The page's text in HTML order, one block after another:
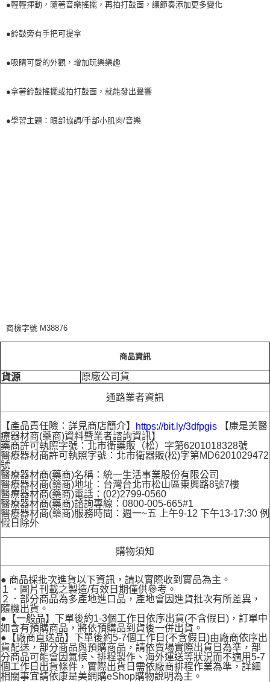
●輕輕揮動，隨著音樂搖擺，再拍打鼓面，讓節奏添加更多變化
●鈴鼓旁有手把可提拿
●吸睛可愛的外觀，增加玩樂樂趣
●拿著鈴鼓搖擺或拍打鼓面，就能發出聲響
●學習主題：眼部協調/手部小肌肉/音樂
商檢字號 M38876
商品資訊
貨源 原廠公司貨
通路業者資訊
【產品責任險：詳見商店簡介】 https://bit.ly/3dfpgis 【康是美醫
療器材商(藥商)資料暨業者諮詢資訊】
藥商許可執照字號：北市衛藥販（松）字第6201018328號
醫療器材商許可執照字號：北市衛器販(松)字第MD6201029472
號
醫療器材商(藥商)名稱：統一生活事業股份有限公司
醫療器材商(藥商)地址：台灣台北市松山區東興路8號7樓
醫療器材商(藥商)電話：(02)2799-0560
醫療器材商(藥商)諮詢專線：0800-005-665#1
醫療器材商(藥商)服務時間：週一~五 上午9-12 下午13-17:30 例
假日除外
購物須知
● 商品採批次進貨以下資訊，請以實際收到實品為主。
１．圖片刊載之製造/有效日期僅供參考。
２．部分商品為多產地進口品，產地會因進貨批次有所差異，
隨機出貨。
●【一般品】下單後約1-3個工作日依序出貨(不含假日)，訂單中
如含有預購商品，將依預購品到貨後一併出貨。
●【廠商直送品】下單後約5-7個工作日(不含假日)由廠商依序出
貨配送，部分商品與預購商品，請依賣場實際出貨日為準，部
分商品可能會因氣候、排程製作、海外運送等狀況而不適用5-7
個工作日出貨條件，實際出貨日需依廠商排程作業為準，詳細
相關事宜請依康是美網購eShop購物說明為主。